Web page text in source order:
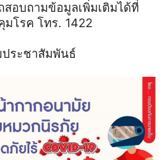
อบถามข้อมูลเพิ่มเติมได้ที่
โรค โทร. 1422
ระชาสัมพันธ์